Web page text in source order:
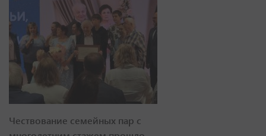
Чествование семейных пар с